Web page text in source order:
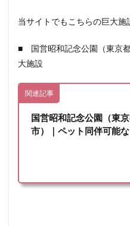
当サイトでもこちらの巨大施
■ 国営昭和記念公園（東京
大施設
関連記事
国営昭和記念公園（東京
市）｜ペット同伴可能